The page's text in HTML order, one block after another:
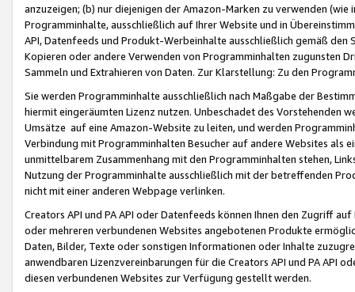
anzuzeigen; (b) nur diejenigen der Amazon-Marken zu verwenden
Programminhalte, ausschließlich auf Ihrer Website und in
API, Datenfeeds und Produkt-Werbeinhalte ausschließlich gemäß
Kopieren oder andere Verwenden von Programminhalten zugunsten
Sammeln und Extrahieren von Daten. Zur Klarstellung: Zu den
Sie werden Programminhalte ausschließlich nach Maßgabe der
hiermit eingeräumten Lizenz nutzen. Unbeschadet des Vorstehenden
Umsätze auf eine Amazon-Website zu leiten, und werden
Verbindung mit Programminhalten Besucher auf andere Websites als
unmittelbarem Zusammenhang mit den Programminhalten stehen,
Nutzung der Programminhalte ausschließlich mit der betreffenden
nicht mit einer anderen Webpage verlinken.
Creators API und PA API oder Datenfeeds können Ihnen den Zugriff
oder mehreren verbundenen Websites angebotenen Produkte
Daten, Bilder, Texte oder sonstigen Informationen oder Inhalte
anwendbaren Lizenzvereinbarungen für die Creators API und PA API
diesen verbundenen Websites zur Verfügung gestellt werden.